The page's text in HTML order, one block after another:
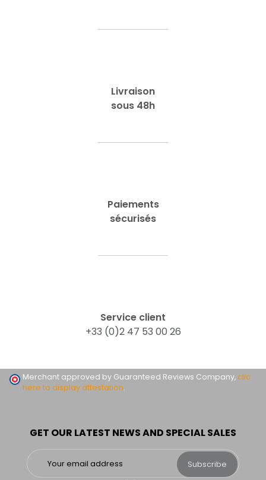
Livraison
sous 48h
Paiements
sécurisés
Service client
+33 (0)2 47 53 00 26
GET OUR LATEST NEWS AND SPECIAL SALES
Subscribe
Merchant approved by Guaranteed Reviews Company,clic
here to display attestation.